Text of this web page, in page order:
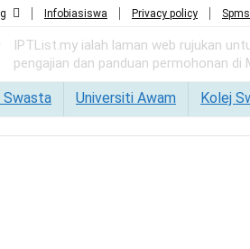
Infobiasiswa Privacy policy
IPTList.my ialah laman web rujukan
pengajian dan panduan permohonan di
Swasta Universiti Awam Kolej